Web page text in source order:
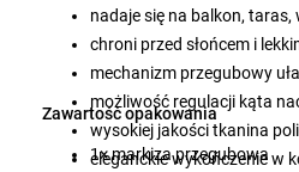
nadaje się na balkon, taras,
chroni przed słońcem i
mechanizm przegubowy
możliwość regulacji kąta
wysokiej jakości tkanina
eleganckie wykończenie w
Zawartość opakowania
1× markiza przegubowa